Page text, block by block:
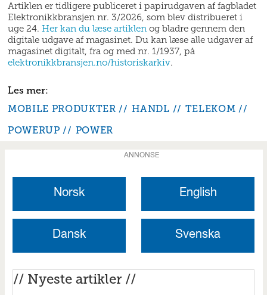
Artiklen er tidligere publiceret i papirudgaven af fagbladet
Elektronikkbransjen nr. 3/2026, som blev distribueret i
uge 24.Her kan du læse artiklen og bladre gennem den
digitale udgave af magasinet. Du kan læse alle udgaver af
magasinet digitalt, fra og med nr. 1/1937, på
elektronikkbransjen.no/historiskarkiv.
MOBILE PRODUKTER HANDL
TELEKOM
POWERUP
POWER
ANNONSE
Norsk English
Dansk Svenska
// Nyeste artikler //